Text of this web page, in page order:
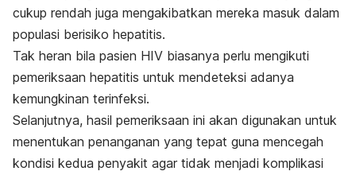
cukup rendah juga mengakibatkan mereka masuk dalam
populasi berisiko hepatitis.
Tak heran bila pasien HIV biasanya perlu mengikuti
pemeriksaan hepatitis untuk mendeteksi adanya
kemungkinan terinfeksi.
Selanjutnya, hasil pemeriksaan ini akan digunakan untuk
menentukan penanganan yang tepat guna mencegah
kondisi kedua penyakit agar tidak menjadi komplikasi